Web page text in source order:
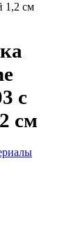
1,2 см
с
см